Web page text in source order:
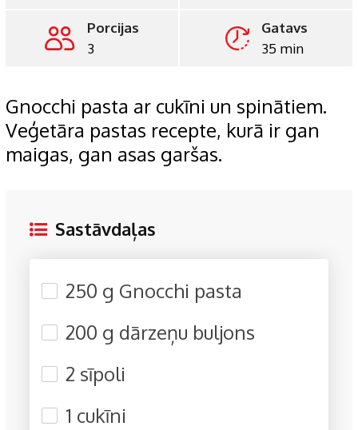
Porcijas
3
Gatavs
35 min
Gnocchi pasta ar cukīni un spinātiem.
Veģetāra pastas recepte, kurā ir gan
maigas, gan asas garšas.
Sastāvdaļas
250 g Gnocchi pasta
200 g dārzeņu buljons
2 sīpoli
1 cukīni